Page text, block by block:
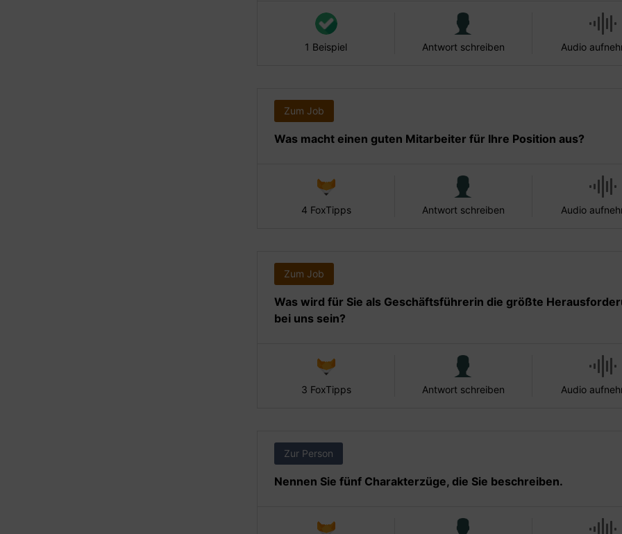
1 Beispiel Antwort schreiben Audio
Zum Job
Was macht einen guten Mitarbeiter für Ihre Position aus?
4 FoxTipps Antwort schreiben Audio
Zum Job
Was wird für Sie als Geschäftsführerin die größte
bei uns sein?
3 FoxTipps Antwort schreiben Audio
Zur Person
Nennen Sie fünf Charakterzüge, die Sie beschreiben.